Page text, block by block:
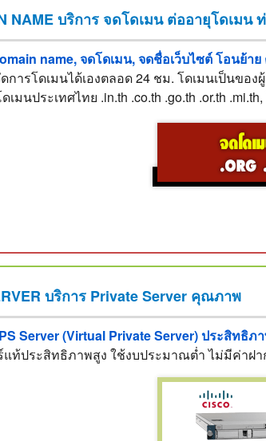
NAME บริการ จดโดเมน ต่ออายุโดเมน
name, จดโดเมน, จดชื่อเว็บไซต์ โอนย้า
ารโดเมนได้เองตลอด 24 ชม. โดเมนเป็นของ
ดเมนประเทศไทย .in.th .co.th .go.th .or.th
บริการ Private Server คุณภาพ
Server (Virtual Private Server) ประสิทธิภ
แท้ประสิทธิภาพสูง ใช้งบประมาณต่ำ ไม่มีค่าฝา